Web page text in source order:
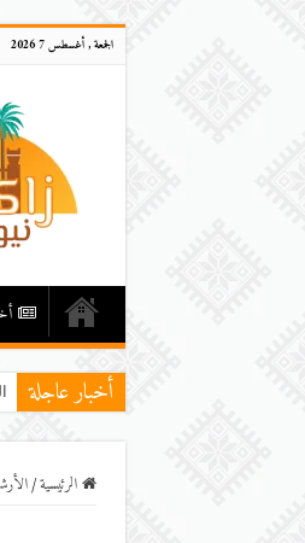
الجمعة , أغسطس 7 2026
أخبار عاجلة
الرئيسية/